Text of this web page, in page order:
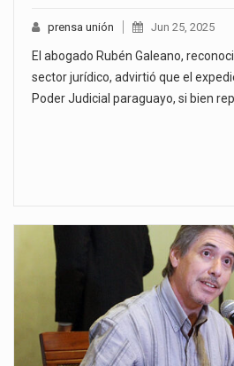
prensa unión Jun 25, 2025
El abogado Rubén Galeano,
sector jurídico, advirtió que el
Poder Judicial paraguayo, si bien